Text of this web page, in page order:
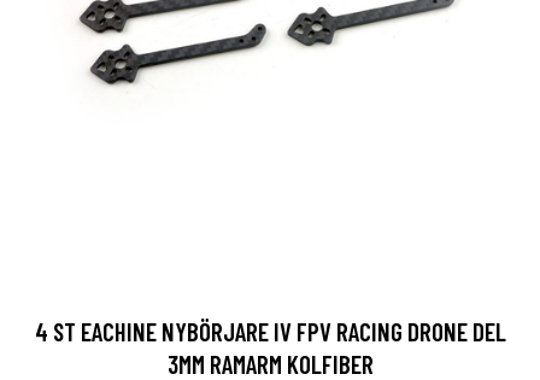
4 ST EACHINE NYBÖRJARE IV FPV RACING DRONE DEL
3MM RAMARM KOLFIBER